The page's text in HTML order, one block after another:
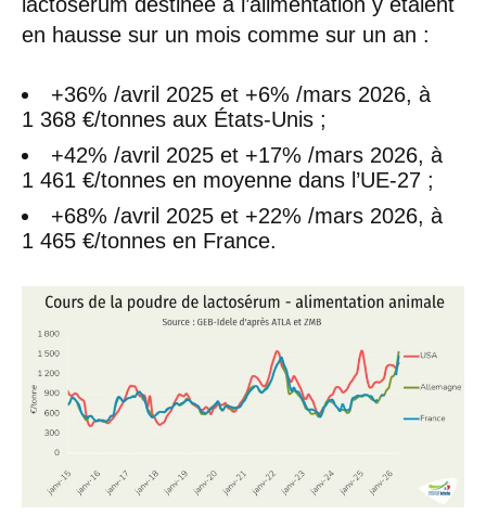
en hausse sur un mois comme sur un an :
+36% /avril 2025 et +6% /mars 2026, à
1 368 €/tonnes aux États-Unis ;
+42% /avril 2025 et +17% /mars 2026, à
1 461 €/tonnes en moyenne dans l’UE-27 ;
+68% /avril 2025 et +22% /mars 2026, à
1 465 €/tonnes en France.